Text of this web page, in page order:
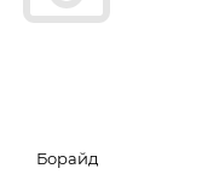
Борайд